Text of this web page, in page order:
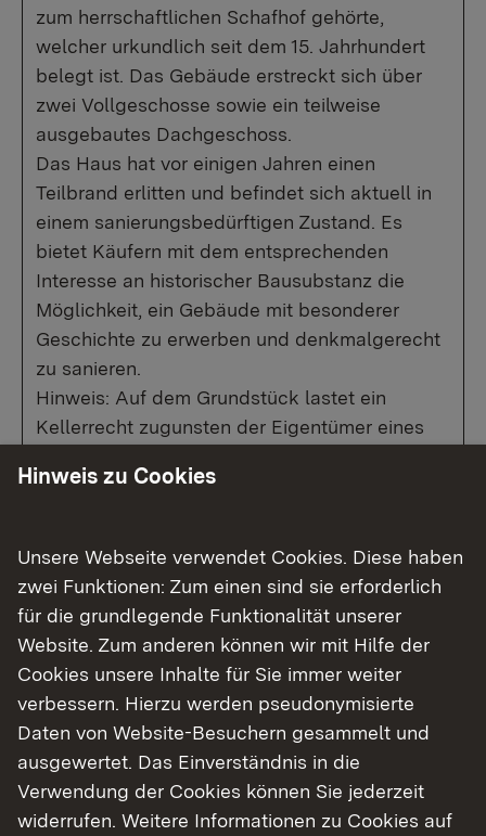
zum herrschaftlichen Schafhof gehörte,
welcher urkundlich seit dem 15. Jahrhundert
belegt ist. Das Gebäude erstreckt sich über
zwei Vollgeschosse sowie ein teilweise
ausgebautes Dachgeschoss.
Das Haus hat vor einigen Jahren einen
Teilbrand erlitten und befindet sich aktuell in
einem sanierungsbedürftigen Zustand. Es
bietet Käufern mit dem entsprechenden
Interesse an historischer Bausubstanz die
Möglichkeit, ein Gebäude mit besonderer
Geschichte zu erwerben und denkmalgerecht
zu sanieren.
Hinweis: Auf dem Grundstück lastet ein
Kellerrecht zugunsten der Eigentümer eines
Show larger version for:
Frontansicht
Show larger version for:
Seitenansicht
Das Objekt
Hinweis zu Cookies
Unsere Webseite verwendet Cookies. Diese haben
zwei Funktionen: Zum einen sind sie erforderlich
für die grundlegende Funktionalität unserer
Website. Zum anderen können wir mit Hilfe der
Cookies unsere Inhalte für Sie immer weiter
verbessern. Hierzu werden pseudonymisierte
Daten von Website-Besuchern gesammelt und
ausgewertet. Das Einverständnis in die
Verwendung der Cookies können Sie jederzeit
widerrufen. Weitere Informationen zu Cookies auf